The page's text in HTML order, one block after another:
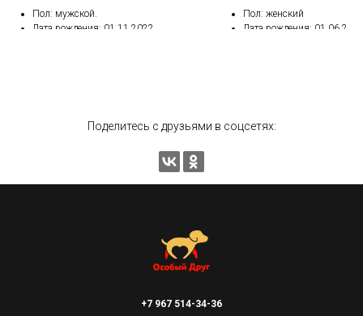
Пол: мужской.
Дата рождения: 01.11.2022
Пол: женский
Дата рождения:
Поделитесь с друзьями в соцсетях:
+7 967 514-34-36